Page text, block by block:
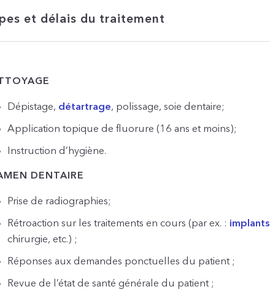
et délais du traitement
Dépistage, détartrage, polissage, soie dentaire;
Application topique de fluorure (16 ans et moins);
Instruction d’hygiène.
DENTAIRE
Prise de radiographies;
Rétroaction sur les traitements en cours (par ex. : implants
chirurgie, etc.) ;
Réponses aux demandes ponctuelles du patient ;
Revue de l’état de santé générale du patient ;